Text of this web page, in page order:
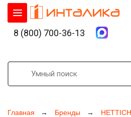
Главная Бренды
8 (800) 700-36-13